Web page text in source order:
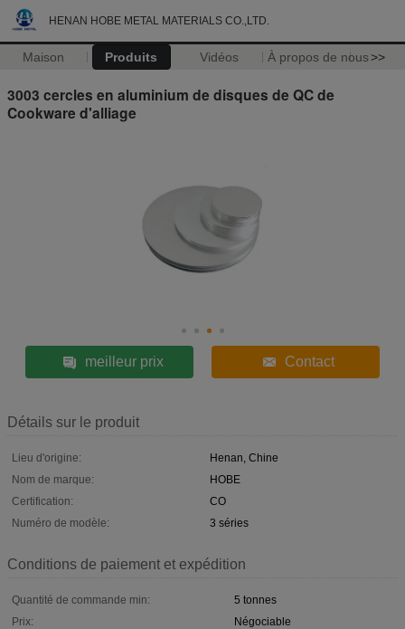
HENAN HOBE METAL MATERIALS CO.,LTD.
Maison Produits Vidéos À propos de nous>>
3003 cercles en aluminium de disques de QC de
Cookware d'alliage
meilleur prix Contact
Détails sur le produit
Lieu d'origine:
Henan, Chine
Nom de marque:
HOBE
Certification:
CO
Numéro de modèle:
3 séries
Conditions de paiement et expédition
Quantité de commande min:
5 tonnes
Prix:
Négociable